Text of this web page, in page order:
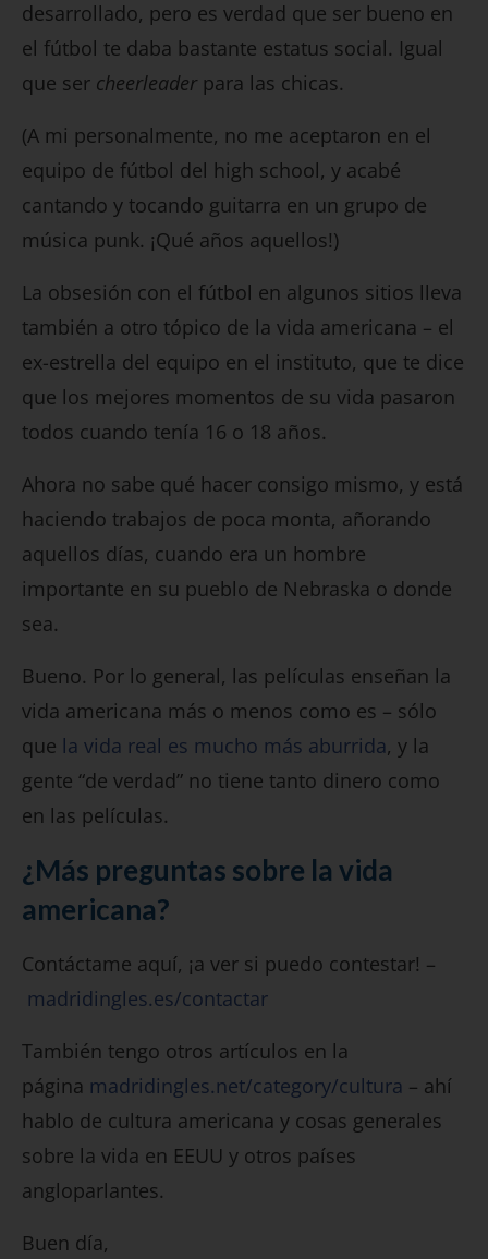
desarrollado, pero es verdad que ser bueno en
el fútbol te daba bastante estatus social. Igual
que ser cheerleader para las chicas.
(A mi personalmente, no me aceptaron en el
equipo de fútbol del high school, y acabé
cantando y tocando guitarra en un grupo de
música punk. ¡Qué años aquellos!)
La obsesión con el fútbol en algunos sitios lleva
también a otro tópico de la vida americana – el
ex-estrella del equipo en el instituto, que te dice
que los mejores momentos de su vida pasaron
todos cuando tenía 16 o 18 años.
Ahora no sabe qué hacer consigo mismo, y está
haciendo trabajos de poca monta, añorando
aquellos días, cuando era un hombre
importante en su pueblo de Nebraska o donde
sea.
Bueno. Por lo general, las películas enseñan la
vida americana más o menos como es – sólo
que la vida real es mucho más aburrida, y la
gente “de verdad” no tiene tanto dinero como
en las películas.
¿Más preguntas sobre la vida
americana?
Contáctame aquí, ¡a ver si puedo contestar! –
madridingles.es/contactar
También tengo otros artículos en la
página madridingles.net/category/cultura – ahí
hablo de cultura americana y cosas generales
sobre la vida en EEUU y otros países
angloparlantes.
Buen día,